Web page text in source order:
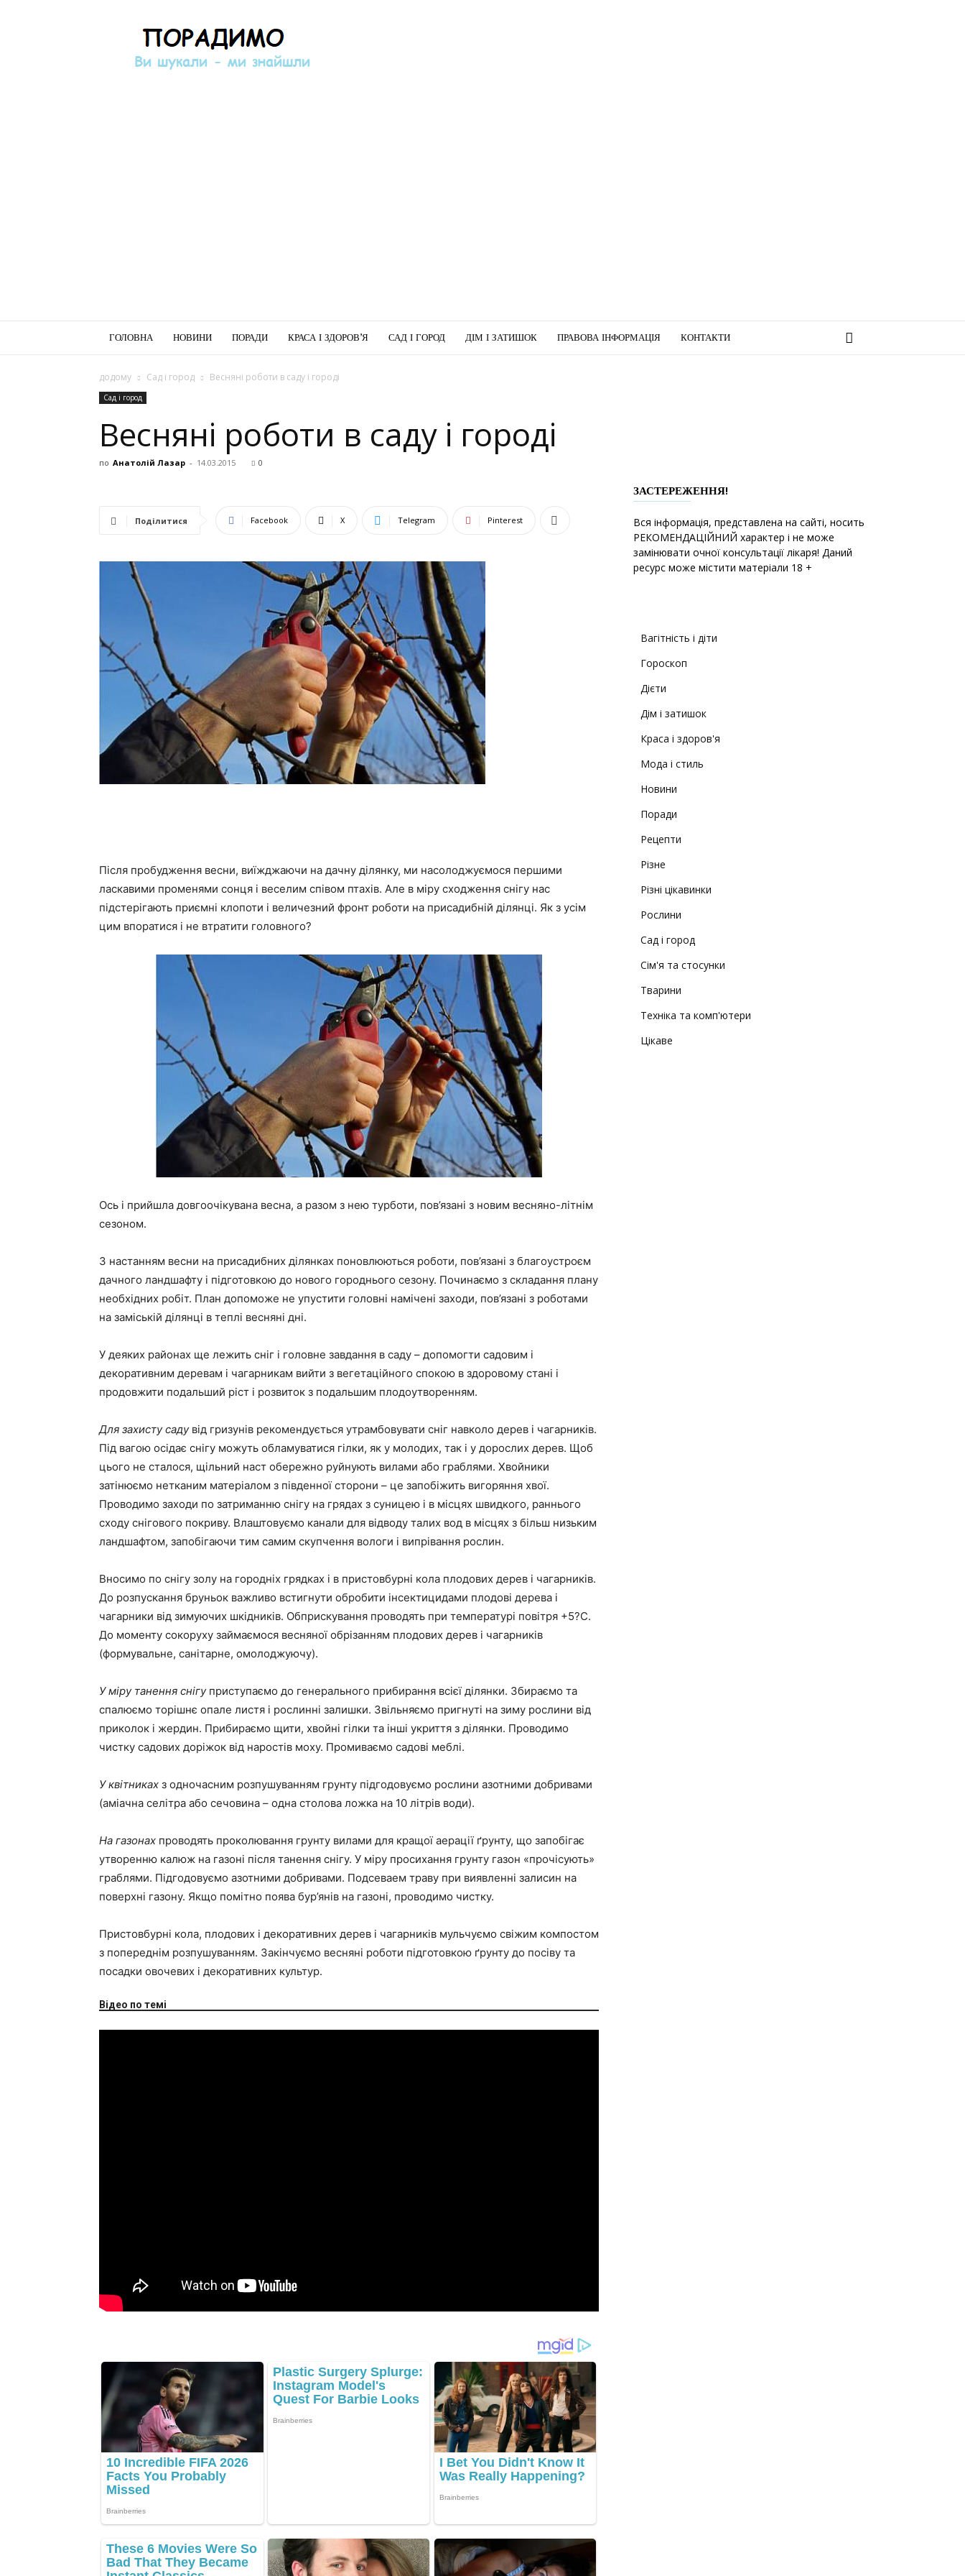
Порадимо
ГОЛОВНА НОВИНИ ПОРАДИ КРАСА І ЗДОРОВ’Я САД І ГОРОД ДІМ І ЗАТИШОК ПРАВОВА ІНФОРМАЦІЯ КОНТАКТИ
додому Сад і город Весняні роботи в саду і городі
Сад і город
Весняні роботи в саду і городі
по Анатолій Лазар - 14.03.2015 0
Поділитися Facebook X Telegram Pinterest
Після пробудження весни, виїжджаючи на дачну ділянку, ми насолоджуємося першими
ласкавими променями сонця і веселим співом птахів. Але в міру сходження снігу нас
підстерігають приємні клопоти і величезний фронт роботи на присадибній ділянці. Як з усім
цим впоратися і не втратити головного?
Ось і прийшла довгоочікувана весна, а разом з нею турботи, пов’язані з новим весняно-літнім
сезоном.
З настанням весни на присадибних ділянках поновлюються роботи, пов’язані з благоустроєм
дачного ландшафту і підготовкою до нового городнього сезону. Починаємо з складання плану
необхідних робіт. План допоможе не упустити головні намічені заходи, пов’язані з роботами
на заміській ділянці в теплі весняні дні.
У деяких районах ще лежить сніг і головне завдання в саду – допомогти садовим і
декоративним деревам і чагарникам вийти з вегетаційного спокою в здоровому стані і
продовжити подальший ріст і розвиток з подальшим плодоутворенням.
Для захисту садувід гризунів рекомендується утрамбовувати сніг навколо дерев і чагарників.
Під вагою осідає снігу можуть обламуватися гілки, як у молодих, так і у дорослих дерев. Щоб
цього не сталося, щільний наст обережно руйнують вилами або граблями. Хвойники
затінюємо нетканим матеріалом з південної сторони – це запобіжить вигоряння хвої.
Проводимо заходи по затриманню снігу на грядах з суницею і в місцях швидкого, раннього
сходу снігового покриву. Влаштовуємо канали для відводу талих вод в місцях з більш низьким
ландшафтом, запобігаючи тим самим скупчення вологи і випрівання рослин.
Вносимо по снігу золу на городніх грядках і в пристовбурні кола плодових дерев і чагарників.
До розпускання бруньок важливо встигнути обробити інсектицидами плодові дерева і
чагарники від зимуючих шкідників. Обприскування проводять при температурі повітря +5?С.
До моменту сокоруху займаємося весняної обрізанням плодових дерев і чагарників
(формувальне, санітарне, омолоджуючу).
У міру танення снігуприступаємо до генерального прибирання всієї ділянки. Збираємо та
спалюємо торішнє опале листя і рослинні залишки. Звільняємо пригнуті на зиму рослини від
приколок і жердин. Прибираємо щити, хвойні гілки та інші укриття з ділянки. Проводимо
чистку садових доріжок від наростів моху. Промиваємо садові меблі.
У квітниках з одночасним розпушуванням грунту підгодовуємо рослини азотними добривами
(аміачна селітра або сечовина – одна столова ложка на 10 літрів води).
На газонах проводять проколювання грунту вилами для кращої аерації ґрунту, що запобігає
утворенню калюж на газоні після танення снігу. У міру просихання грунту газон «прочісують»
граблями. Підгодовуємо азотними добривами. Подсеваем траву при виявленні залисин на
поверхні газону. Якщо помітно поява бур’янів на газоні, проводимо чистку.
Пристовбурні кола, плодових і декоративних дерев і чагарників мульчуємо свіжим компостом
з попереднім розпушуванням. Закінчуємо весняні роботи підготовкою ґрунту до посіву та
посадки овочевих і декоративних культур.
Відео по темі
ЗАСТЕРЕЖЕННЯ!
Вся інформація, представлена на сайті, носить
РЕКОМЕНДАЦІЙНИЙ характер і не може
замінювати очної консультації лікаря! Даний
ресурс може містити матеріали 18 +
Вагітність і діти
Гороскоп
Дієти
Дім і затишок
Краса і здоров'я
Мода і стиль
Новини
Поради
Рецепти
Різне
Різні цікавинки
Рослини
Сад і город
Сім'я та стосунки
Тварини
Техніка та комп'ютери
Цікаве